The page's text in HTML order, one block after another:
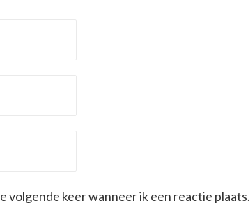
volgende keer wanneer ik een reactie plaats.